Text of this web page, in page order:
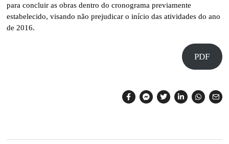
para concluir as obras dentro do cronograma previamente
estabelecido, visando não prejudicar o início das atividades do ano
de 2016.
PDF